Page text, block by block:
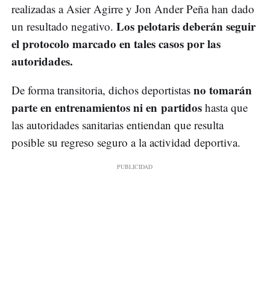
realizadas a Asier Agirre y Jon Ander Peña han dado
un resultado negativo. Los pelotaris deberán seguir
el protocolo marcado en tales casos por las
autoridades.
De forma transitoria, dichos deportistas no tomarán
parte en entrenamientos ni en partidos hasta que
las autoridades sanitarias entiendan que resulta
posible su regreso seguro a la actividad deportiva.